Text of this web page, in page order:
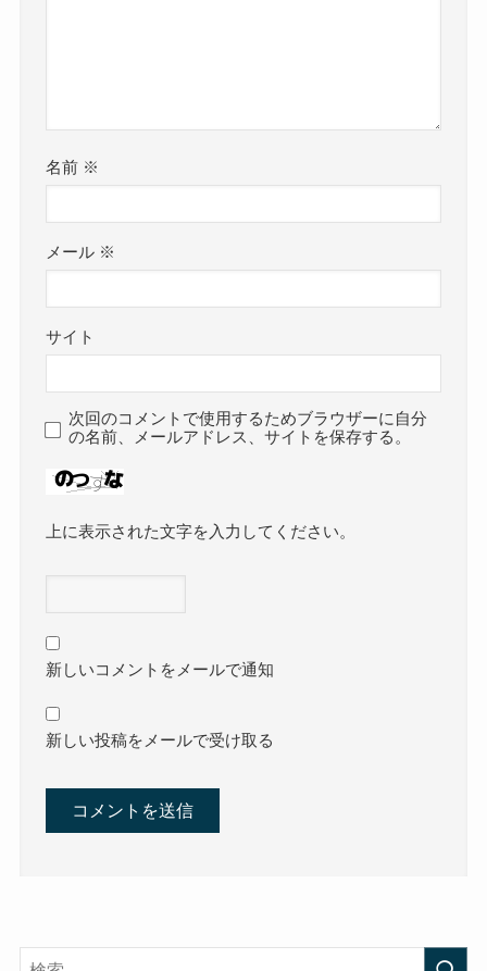
名前 ※
メール ※
サイト
次回のコメントで使用するためブラウザーに自分
の名前、メールアドレス、サイトを保存する。
上に表示された文字を入力してください。
新しいコメントをメールで通知
新しい投稿をメールで受け取る